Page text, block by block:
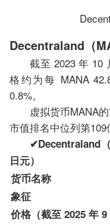
Decentraland（
截至 2023 年 10
格约为每 MANA
0.8%。
虚拟货币MANA
市值排名中位列第109
✔︎Decentraland
日元）
货币名称
象征
价格（截至 2025 年 9